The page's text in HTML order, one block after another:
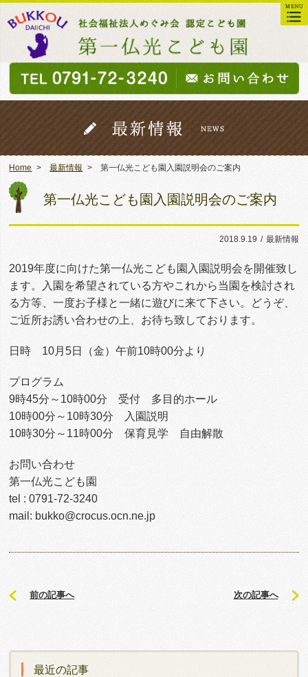
Home 最新情報 第一仏光こども園入園説明会のご案内
第一仏光こども園入園説明会のご案内
2018.9.19 / 最新情報
2019年度に向けた第一仏光こども園入園説明会を開催致し
ます。入園を希望されている方やこれから当園を検討され
る方等、一度お子様と一緒に遊びに来て下さい。どうぞ、
ご近所お誘い合わせの上、お待ち致しております。
日時 10月5日（金）午前10時00分より
プログラム
9時45分～10時00分 受付 多目的ホール
10時00分～10時30分 入園説明
10時30分～11時00分 保育見学 自由解散
お問い合わせ
第一仏光こども園
tel : 0791-72-3240
mail: bukko@crocus.ocn.ne.jp
前の記事へ 次の記事へ
最近の記事